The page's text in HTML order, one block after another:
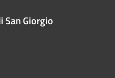
San Giorgio